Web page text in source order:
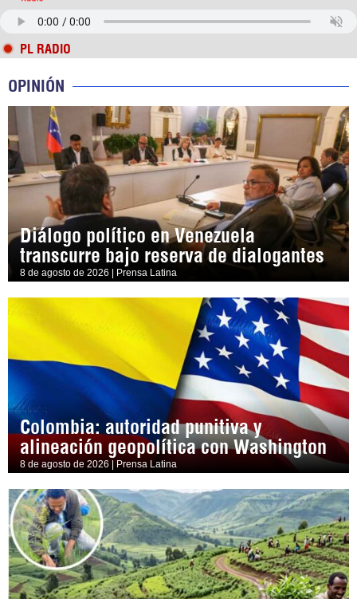
PL RADIO
OPINIÓN
Diálogo político en Venezuela
transcurre bajo reserva de dialogantes
8 de agosto de 2026 | Prensa Latina
Colombia: autoridad punitiva y
alineación geopolítica con Washington
8 de agosto de 2026 | Prensa Latina